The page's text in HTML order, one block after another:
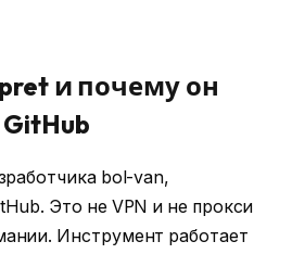
и почему он
bol-van,
Это не VPN и не прокси
Инструмент работает